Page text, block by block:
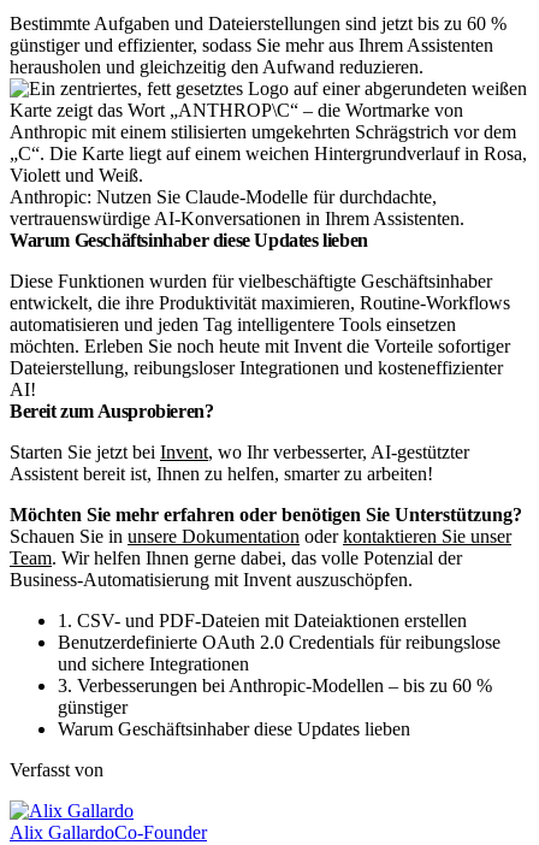
Bestimmte Aufgaben und Dateierstellungen sind jetzt bis zu 60 %
günstiger und effizienter, sodass Sie mehr aus Ihrem Assistenten
herausholen und gleichzeitig den Aufwand reduzieren.
Anthropic: Nutzen Sie Claude-Modelle für durchdachte,
vertrauenswürdige AI-Konversationen in Ihrem Assistenten.
Warum Geschäftsinhaber diese Updates lieben
Diese Funktionen wurden für vielbeschäftigte Geschäftsinhaber
entwickelt, die ihre Produktivität maximieren, Routine-Workflows
automatisieren und jeden Tag intelligentere Tools einsetzen
möchten. Erleben Sie noch heute mit Invent die Vorteile sofortiger
Dateierstellung, reibungsloser Integrationen und kosteneffizienter
AI!
Bereit zum Ausprobieren?
Starten Sie jetzt bei Invent, wo Ihr verbesserter, AI-gestützter
Assistent bereit ist, Ihnen zu helfen, smarter zu arbeiten!
Möchten Sie mehr erfahren oder benötigen Sie Unterstützung?
Schauen Sie in unsere Dokumentation oderkontaktieren Sie unser
Team. Wir helfen Ihnen gerne dabei, das volle Potenzial der
Business-Automatisierung mit Invent auszuschöpfen.
1. CSV- und PDF-Dateien mit Dateiaktionen erstellen
Benutzerdefinierte OAuth 2.0 Credentials für reibungslose
und sichere Integrationen
3. Verbesserungen bei Anthropic-Modellen – bis zu 60 %
günstiger
Warum Geschäftsinhaber diese Updates lieben
Verfasst von
Alix GallardoCo-Founder